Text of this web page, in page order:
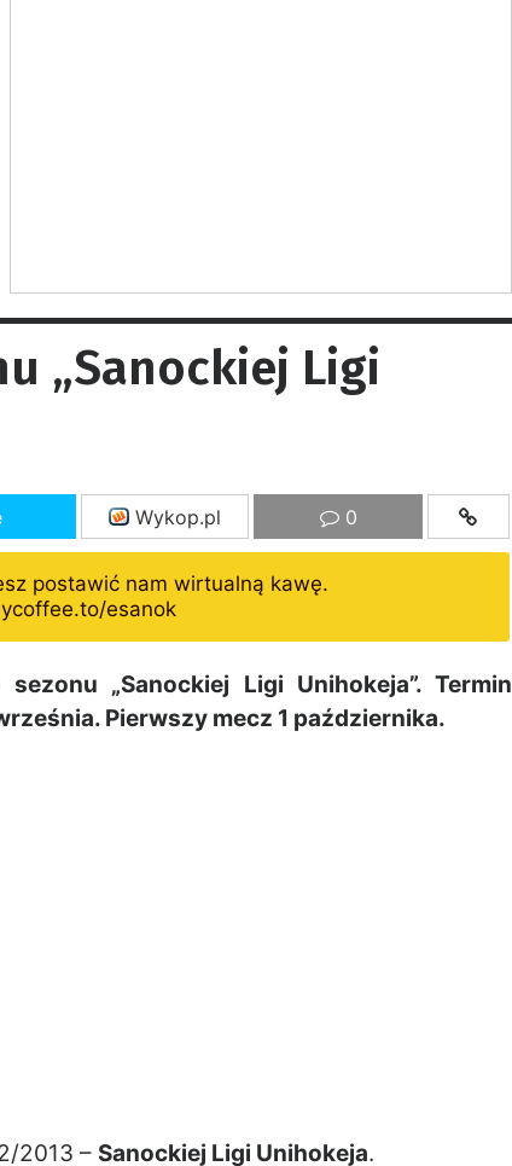
„Sanockiej Ligi
Wykop.pl 0
postawić nam wirtualną kawę.
esanok
„Sanockiej Ligi Unihokeja”. Termin
Pierwszy mecz 1 października.
2013 – Sanockiej Ligi Unihokeja.